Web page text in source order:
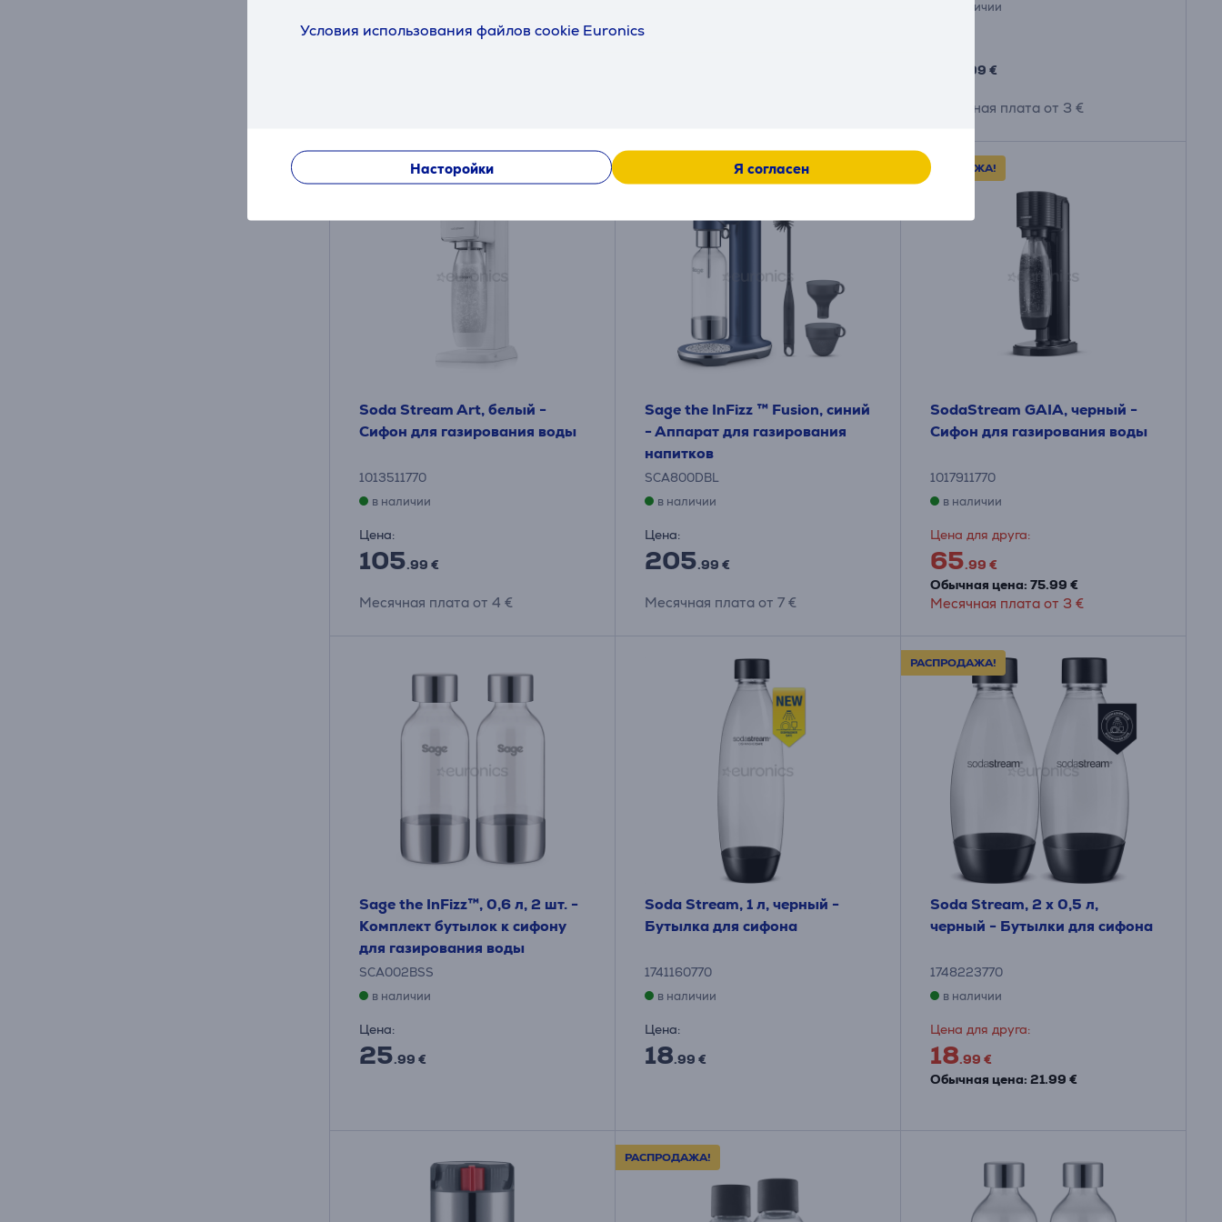
Условия использования файлов cookie Euronics
Насторойки Я согласен
Цена:
в наличии
.99 €
Месячная плата от 3 €
Soda Stream Art, белый -
Сифон для газирования воды
1013511770
в наличии
Цена:
105.99 €
Месячная плата от 4 €
Sage the InFizz ™ Fusion, синий
- Аппарат для газирования
напитков
SCA800DBL
в наличии
Цена:
205.99 €
Месячная плата от 7 €
РАСПРОДАЖА!
SodaStream GAIA, черный -
Сифон для газирования воды
1017911770
в наличии
Цена для друга:
65.99 €
Обычная цена: 75.99 €
Месячная плата от 3 €
Sage the InFizz™, 0,6 л, 2 шт. -
Комплект бутылок к сифону
для газирования воды
SCA002BSS
в наличии
Цена:
25.99 €
Soda Stream, 1 л, черный -
Бутылка для сифона
1741160770
в наличии
Цена:
18.99 €
РАСПРОДАЖА!
Soda Stream, 2 x 0,5 л,
черный - Бутылки для сифона
1748223770
в наличии
Цена для друга:
18.99 €
Обычная цена: 21.99 €
РАСПРОДАЖА!